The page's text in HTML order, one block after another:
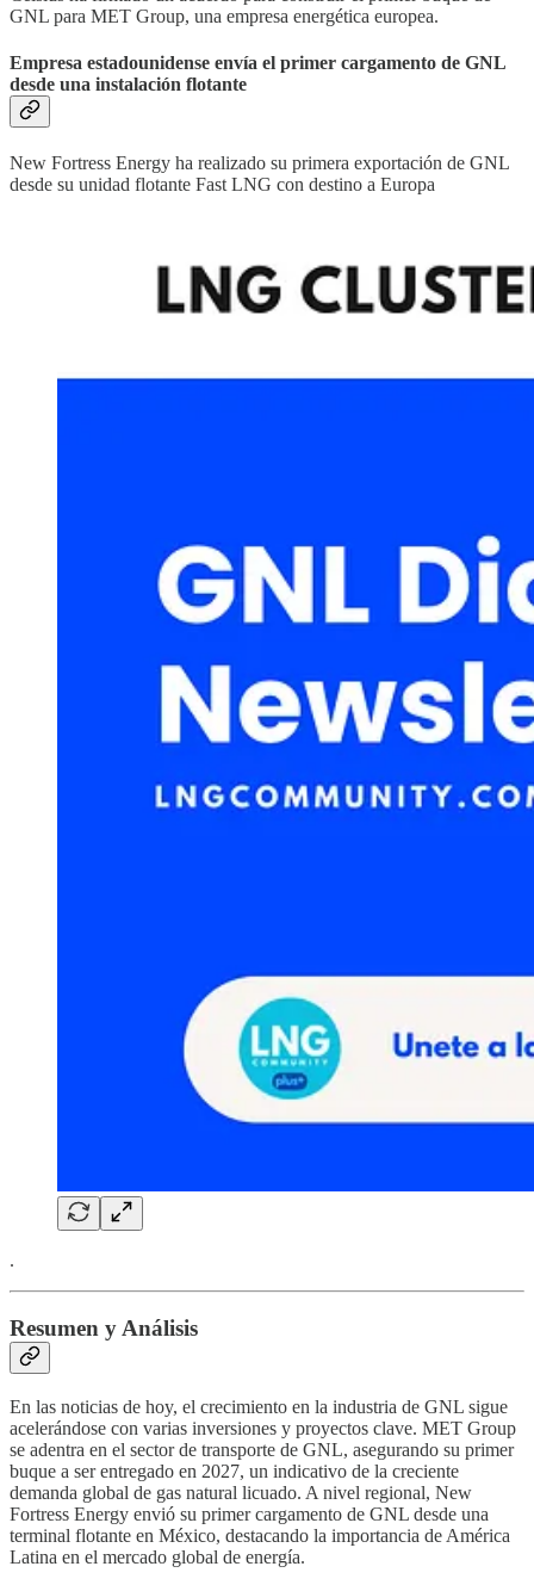
GNL para MET Group, una empresa energética europea.
Empresa estadounidense envía el primer cargamento de GNL
desde una instalación flotante
New Fortress Energy ha realizado su primera exportación de GNL
desde su unidad flotante Fast LNG con destino a Europa
.
Resumen y Análisis
En las noticias de hoy, el crecimiento en la industria de GNL sigue
acelerándose con varias inversiones y proyectos clave. MET Group
se adentra en el sector de transporte de GNL, asegurando su primer
buque a ser entregado en 2027, un indicativo de la creciente
demanda global de gas natural licuado. A nivel regional, New
Fortress Energy envió su primer cargamento de GNL desde una
terminal flotante en México, destacando la importancia de América
Latina en el mercado global de energía.